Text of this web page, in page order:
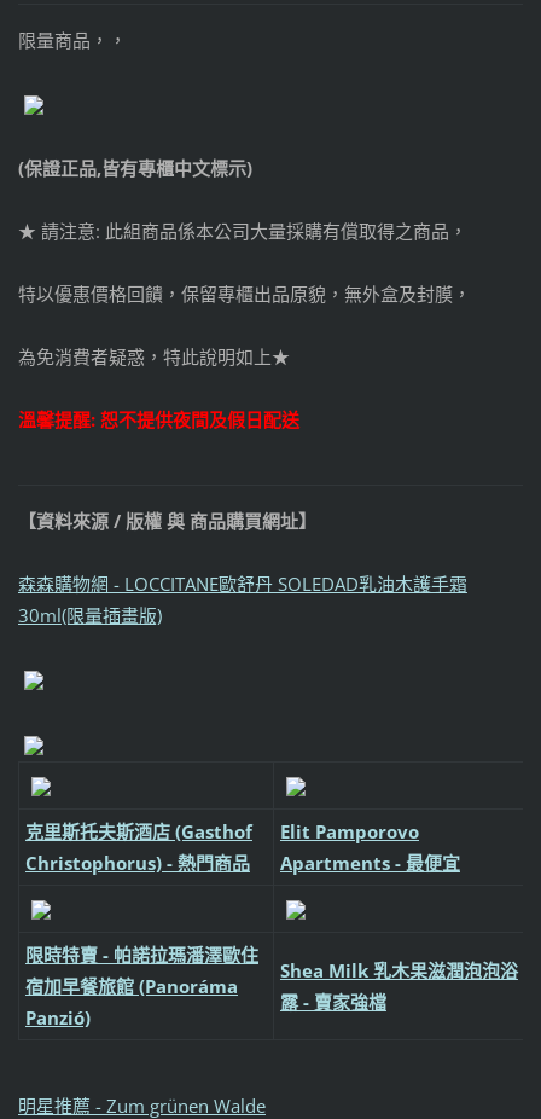
限量商品，，
(保證正品,皆有專櫃中文標示)
★ 請注意: 此組商品係本公司大量採購有償取得之商品，
特以優惠價格回饋，保留專櫃出品原貌，無外盒及封膜，
為免消費者疑惑，特此說明如上★
溫馨提醒: 恕不提供夜間及假日配送
【資料來源 / 版權 與 商品購買網址】
森森購物網 - LOCCITANE歐舒丹 SOLEDAD乳油木護手霜
30ml(限量插畫版)
克里斯托夫斯酒店 (Gasthof
Christophorus) - 熱門商品
Elit Pamporovo
Apartments - 最便宜
限時特賣 - 帕諾拉瑪潘澤歐住
宿加早餐旅館 (Panoráma
Panzió)
Shea Milk 乳木果滋潤泡泡浴
露 - 賣家強檔
明星推薦 - Zum grünen Walde